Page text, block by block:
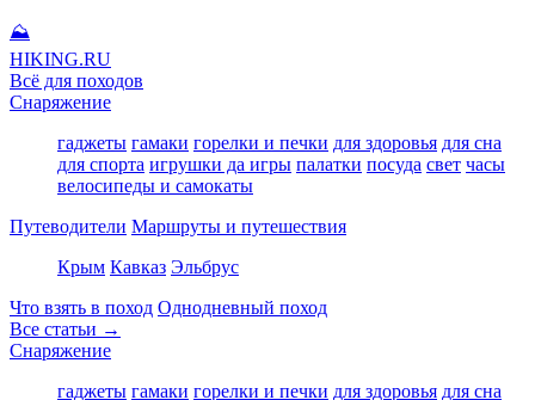
⛰
HIKING.RU
Всё для походов
Снаряжение
гаджеты гамаки горелки и печки для здоровья для сна
для спорта игрушки да игры палатки посуда свет часы
велосипеды и самокаты
Путеводители Маршруты и путешествия
Крым Кавказ Эльбрус
Что взять в поход Однодневный поход
Все статьи →
Снаряжение
гаджеты гамаки горелки и печки для здоровья для сна